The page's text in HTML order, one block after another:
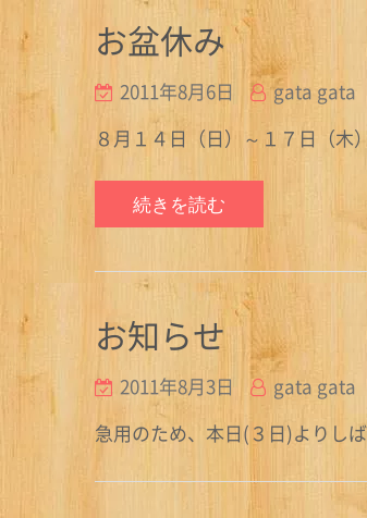
お盆休み
2011年8月6日 gata gata
８月１４日（日）～１
続きを読む
お知らせ
2011年8月3日 gata gata
急用のため、本日(３日)よりし